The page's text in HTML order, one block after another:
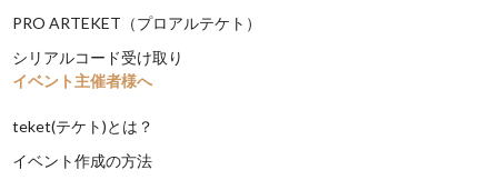
PRO ARTEKET（プロアルテケト）
シリアルコード受け取り
イベント主催者様へ
teket(テケト)とは？
イベント作成の方法